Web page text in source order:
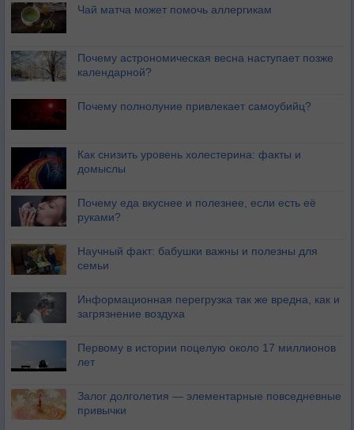
Чай матча может помочь аллергикам
Почему астрономическая весна наступает позже
календарной?
Почему полнолуние привлекает самоубийц?
Как снизить уровень холестерина: факты и
домыслы
Почему еда вкуснее и полезнее, если есть её
руками?
Научный факт: бабушки важны и полезны для
семьи
Информационная перегрузка так же вредна, как и
загрязнение воздуха
Первому в истории поцелую около 17 миллионов
лет
Залог долголетия — элементарные повседневные
привычки